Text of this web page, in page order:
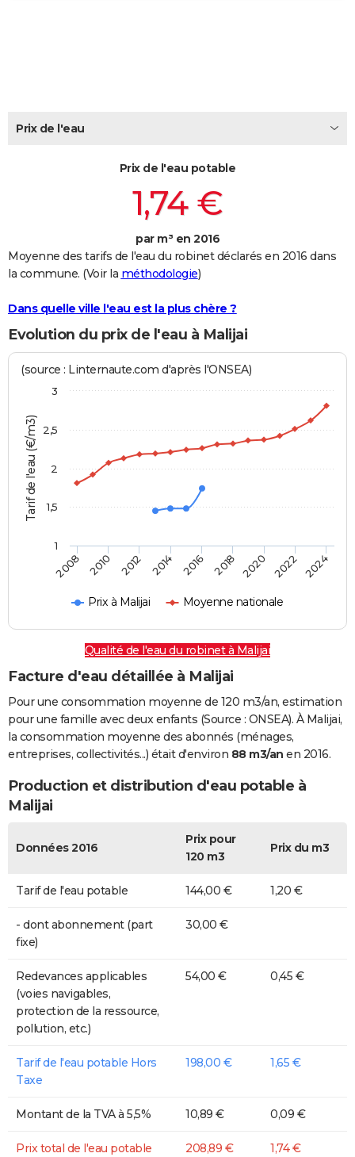
FORUM
Bricolage
Lifestyle
Culture
Sport
Auto
Television
Voyage
Cinema
Prix de l'eau
Prix de l'eau potable
1,74 €
par m³ en 2016
Moyenne des tarifs de l'eau du robinet déclarés en 2016 dans
la commune. (Voir la méthodologie)
Dans quelle ville l'eau est la plus chère ?
Evolution du prix de l'eau à Malijai
Tarif de l'eau (€/m3)
(source : Linternaute.com d'après l'ONSEA)
Prix à Malijai Moyenne nationale
2008 2010 2012 2014 2016 2018 2020 2022 2024
1
1,5
2
2,5
3
Qualité de l'eau du robinet à Malijai
Facture d'eau détaillée à Malijai
Pour une consommation moyenne de 120 m3/an, estimation
pour une famille avec deux enfants (Source : ONSEA). À Malijai,
la consommation moyenne des abonnés (ménages,
entreprises, collectivités...) était d'environ 88 m3/an en 2016.
Production et distribution d'eau potable à
Malijai
Données 2016
Prix pour
120 m3
Prix du m3
Tarif de l'eau potable 144,00 € 1,20 €
- dont abonnement (part
fixe)
30,00 €
Redevances applicables
(voies navigables,
protection de la ressource,
pollution, etc.)
54,00 € 0,45 €
Tarif de l'eau potable Hors
Taxe
198,00 € 1,65 €
Montant de la TVA à 5,5% 10,89 € 0,09 €
Prix total de l'eau potable 208,89 € 1,74 €